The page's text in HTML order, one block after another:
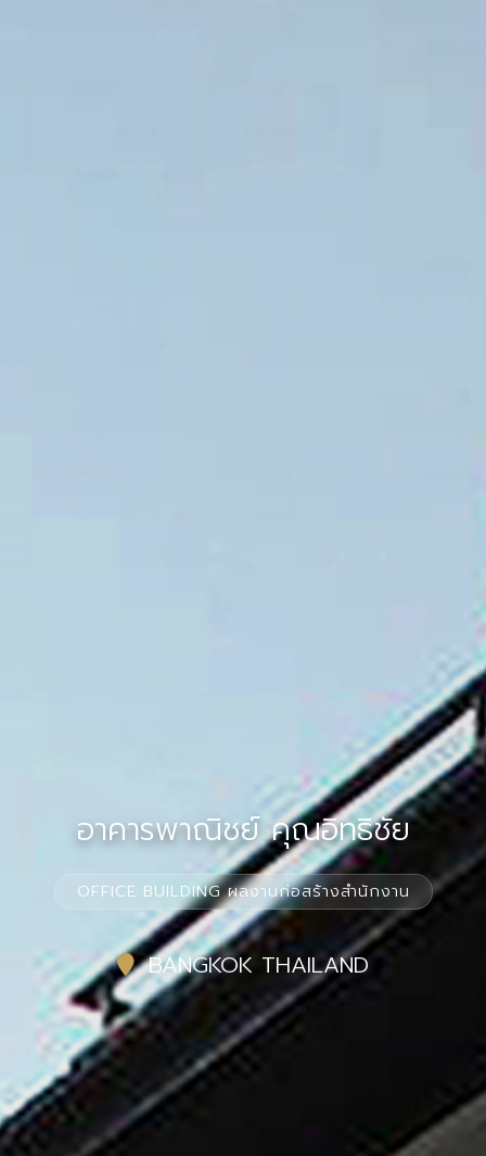
อาคารพาณิชย์ คุณอิทธิชัย
OFFICE BUILDING ผลงานก่อสร้างสำนักงาน
BANGKOK THAILAND